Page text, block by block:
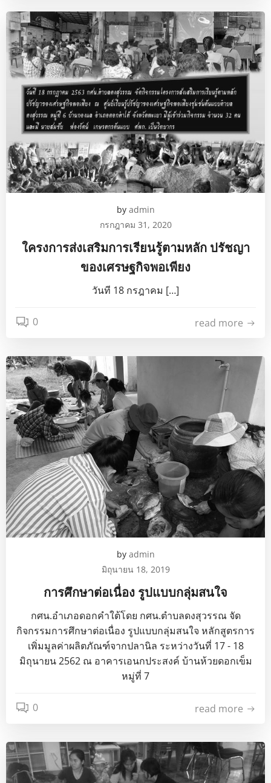
by admin
กรกฎาคม 31, 2020
ใครงการส่งเสริมการเรียนรู้ตามหลัก ปรัชญา
ของเศรษฐกิจพอเพียง
วันที 18 กรฎาคม […]
0 read more
by admin
มิถุนายน 18, 2019
การศึกษาต่อเนื่อง รูปแบบกลุ่มสนใจ
กศน.อำเภอดอกคำใต้โดย กศน.ตำบลดงสุวรรณ จัด
กิจกรรมการศึกษาต่อเนื่อง รูปแบบกลุ่มสนใจ หลักสูตรการ
เพิ่มมูลค่าผลิตภัณฑ์จากปลานิล ระหว่างวันที่ 17 - 18
มิถุนายน 2562 ณ อาคารเอนกประสงค์ บ้านห้วยดอกเข็ม
หมู่ที่ 7
0 read more